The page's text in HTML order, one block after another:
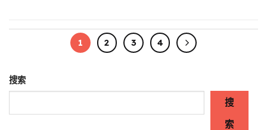
1 2 3 4
搜索
搜
索